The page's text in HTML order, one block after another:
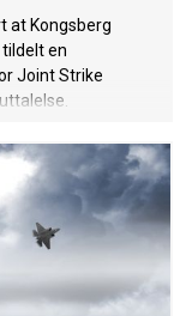
at Kongsberg
tildelt en
Joint Strike